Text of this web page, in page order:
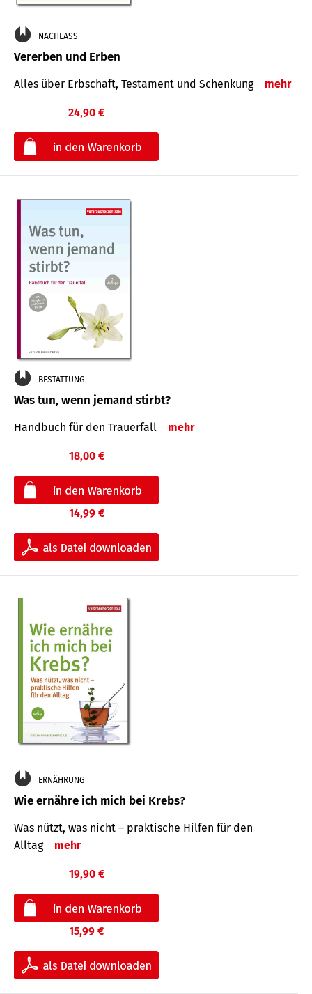
NACHLASS
Vererben und Erben
Alles über Erbschaft, Testament und Schenkung mehr
24,90 €
BESTATTUNG
Was tun, wenn jemand stirbt?
Handbuch für den Trauerfall mehr
18,00 €
14,99 €
ERNÄHRUNG
Wie ernähre ich mich bei Krebs?
Was nützt, was nicht – praktische Hilfen für den
Alltag
mehr
19,90 €
15,99 €